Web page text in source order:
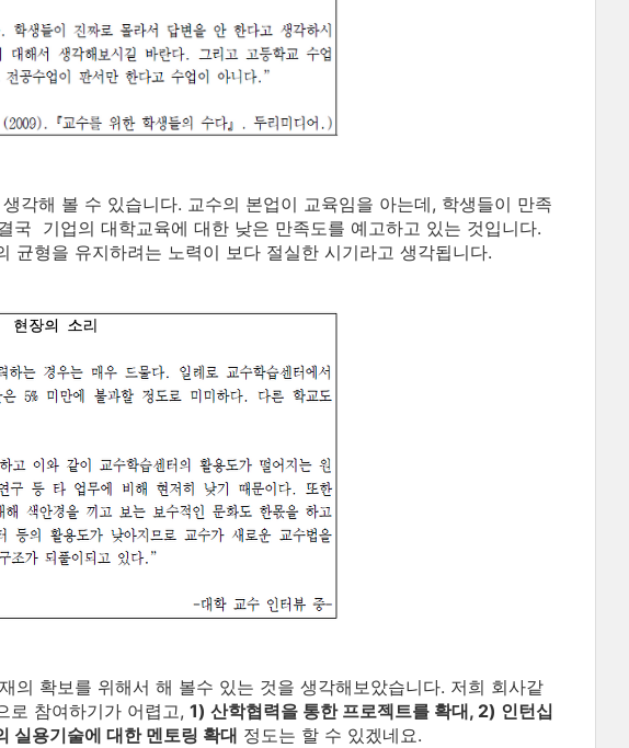
각해 볼 수 있습니다. 교수의 본업이 교육임을 아는데, 학생들이 만족
국 기업의 대학교육에 대한 낮은 만족도를 예고하고 있는 것입니다.
균형을 유지하려는 노력이 보다 절실한 시기라고 생각됩니다.
의 확보를 위해서 해 볼수 있는 것을 생각해보았습니다. 저희 회사같
로 참여하기가 어렵고, 1) 산학협력을 통한 프로젝트를 확대, 2) 인턴십
실용기술에 대한 멘토링 확대 정도는 할 수 있겠네요.